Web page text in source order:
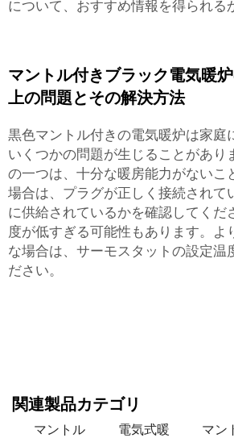
について、おすすめ情報を得られる
マントル付きブラック電気暖
上の問題とその解決方法
黒色マントル付きの電気暖炉は家庭
いくつかの問題が生じることがあり
の一つは、十分な暖房能力がないこ
場合は、プラグが正しく接続されて
に供給されているかを確認してくだ
度が低すぎる可能性もあります。よ
な場合は、サーモスタットの設定温
ださい。
関連製品カテゴリ
マントル
電気式暖
マン